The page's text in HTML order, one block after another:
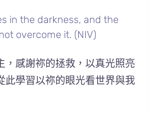
in the darkness, and the
overcome it. (NIV)
，感謝祢的拯救，以真光照亮
此學習以祢的眼光看世界與我